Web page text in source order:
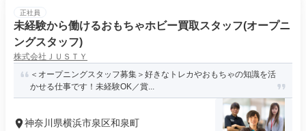
正社員
未経験から働けるおもちゃホビー買取スタッフ(オープニ
ングスタッフ)
株式会社ＪＵＳＴＹ
＜オープニングスタッフ募集＞好きなトレカやおもちゃの知識を活
かせる仕事です！未経験OK／賞...
神奈川県横浜市泉区和泉町